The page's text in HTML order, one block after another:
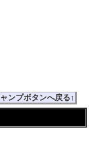
ンプボタンへ戻る↑